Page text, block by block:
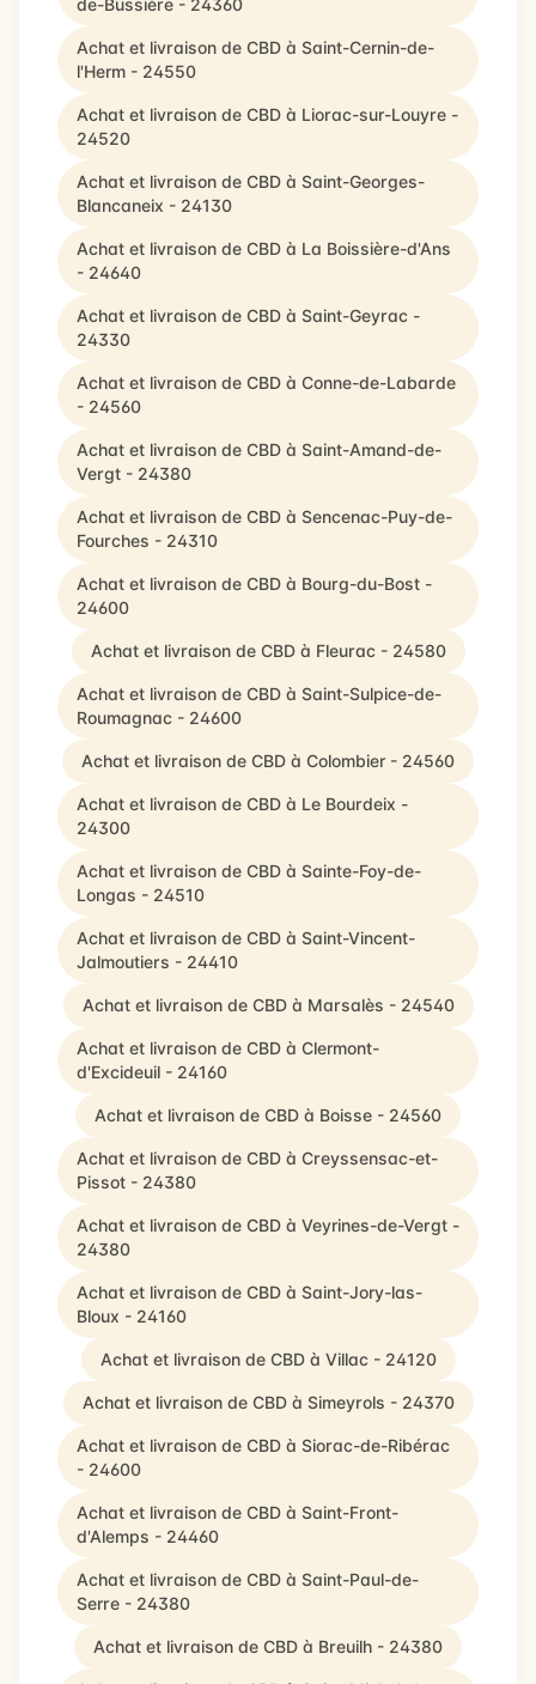
de-Bussière - 24360
Achat et livraison de CBD à Saint-Cernin-de-
l'Herm - 24550
Achat et livraison de CBD à Liorac-sur-Louyre -
24520
Achat et livraison de CBD à Saint-Georges-
Blancaneix - 24130
Achat et livraison de CBD à La Boissière-d'Ans
- 24640
Achat et livraison de CBD à Saint-Geyrac -
24330
Achat et livraison de CBD à Conne-de-Labarde
- 24560
Achat et livraison de CBD à Saint-Amand-de-
Vergt - 24380
Achat et livraison de CBD à Sencenac-Puy-de-
Fourches - 24310
Achat et livraison de CBD à Bourg-du-Bost -
24600
Achat et livraison de CBD à Fleurac - 24580
Achat et livraison de CBD à Saint-Sulpice-de-
Roumagnac - 24600
Achat et livraison de CBD à Colombier - 24560
Achat et livraison de CBD à Le Bourdeix -
24300
Achat et livraison de CBD à Sainte-Foy-de-
Longas - 24510
Achat et livraison de CBD à Saint-Vincent-
Jalmoutiers - 24410
Achat et livraison de CBD à Marsalès - 24540
Achat et livraison de CBD à Clermont-
d'Excideuil - 24160
Achat et livraison de CBD à Boisse - 24560
Achat et livraison de CBD à Creyssensac-et-
Pissot - 24380
Achat et livraison de CBD à Veyrines-de-Vergt -
24380
Achat et livraison de CBD à Saint-Jory-las-
Bloux - 24160
Achat et livraison de CBD à Villac - 24120
Achat et livraison de CBD à Simeyrols - 24370
Achat et livraison de CBD à Siorac-de-Ribérac
- 24600
Achat et livraison de CBD à Saint-Front-
d'Alemps - 24460
Achat et livraison de CBD à Saint-Paul-de-
Serre - 24380
Achat et livraison de CBD à Breuilh - 24380